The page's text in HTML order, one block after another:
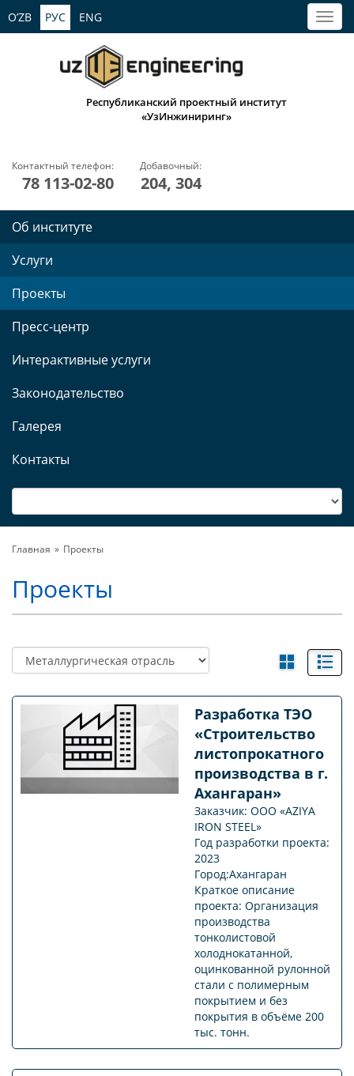
O’ZB РУС ENG
Республиканский проектный институт
«УзИнжиниринг»
Контактный телефон:
78 113-02-80
Добавочный:
204, 304
Об институте
Услуги
Проекты
Пресс-центр
Интерактивные услуги
Законодательство
Галерея
Контакты
Главная Проекты
Проекты
Разработка ТЭО
«Строительство
листопрокатного
производства в г.
Ахангаран»
Заказчик: ООО «AZIYA
IRON STEEL»
Год разработки проекта:
2023
Город:Ахангаран
Краткое описание
проекта: Организация
производства
тонколистовой
холоднокатанной,
оцинкованной рулонной
стали с полимерным
покрытием и без
покрытия в объёме 200
тыс. тонн.